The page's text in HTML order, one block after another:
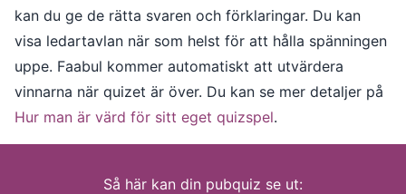
kan du ge de rätta svaren och förklaringar. Du kan
visa ledartavlan när som helst för att hålla spänningen
uppe. Faabul kommer automatiskt att utvärdera
vinnarna när quizet är över. Du kan se mer detaljer på
Hur man är värd för sitt eget quizspel.
Så här kan din pubquiz se ut: